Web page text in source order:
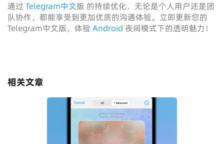
通过 Telegram中文版 的持续优化，无论是个人用户还是团
队协作，都能享受到更加优质的沟通体验。立即更新您的
Telegram中文版，体验 Android 夜间模式下的透明魅力！
相关文章